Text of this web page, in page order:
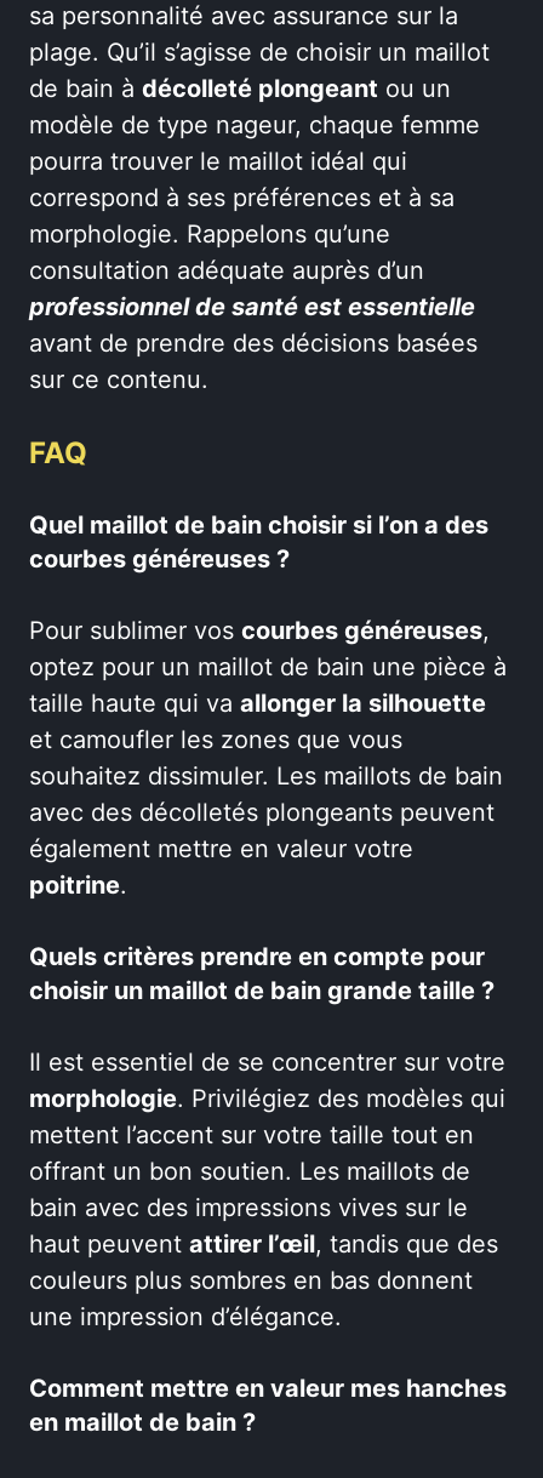
sa personnalité avec assurance sur la
plage. Qu’il s’agisse de choisir un maillot
de bain à décolleté plongeant ou un
modèle de type nageur, chaque femme
pourra trouver le maillot idéal qui
correspond à ses préférences et à sa
morphologie. Rappelons qu’une
consultation adéquate auprès d’un
professionnel de santé est essentielle
avant de prendre des décisions basées
sur ce contenu.
FAQ
Quel maillot de bain choisir si l’on a des
courbes généreuses ?
Pour sublimer vos courbes généreuses,
optez pour un maillot de bain une pièce à
taille haute qui va allonger la silhouette
et camoufler les zones que vous
souhaitez dissimuler. Les maillots de bain
avec des décolletés plongeants peuvent
également mettre en valeur votre
poitrine.
Quels critères prendre en compte pour
choisir un maillot de bain grande taille ?
Il est essentiel de se concentrer sur votre
morphologie. Privilégiez des modèles qui
mettent l’accent sur votre taille tout en
offrant un bon soutien. Les maillots de
bain avec des impressions vives sur le
haut peuvent attirer l’œil, tandis que des
couleurs plus sombres en bas donnent
une impression d’élégance.
Comment mettre en valeur mes hanches
en maillot de bain ?